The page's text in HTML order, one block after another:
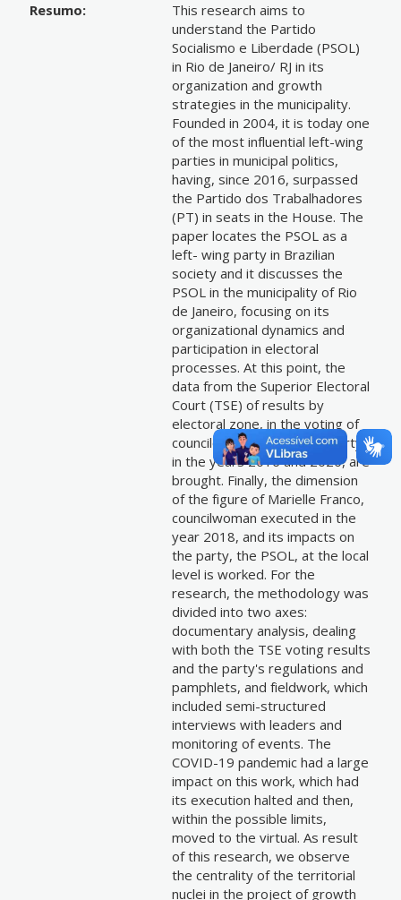
Resumo:
This research aims to
understand the Partido
Socialismo e Liberdade (PSOL)
in Rio de Janeiro/ RJ in its
organization and growth
strategies in the municipality.
Founded in 2004, it is today one
of the most influential left-wing
parties in municipal politics,
having, since 2016, surpassed
the Partido dos Trabalhadores
(PT) in seats in the House. The
paper locates the PSOL as a
left- wing party in Brazilian
society and it discusses the
PSOL in the municipality of Rio
de Janeiro, focusing on its
organizational dynamics and
participation in electoral
processes. At this point, the
data from the Superior Electoral
Court (TSE) of results by
electoral zone, in the voting of
councilors elected by the party,
in the years 2016 and 2020, are
brought. Finally, the dimension
of the figure of Marielle Franco,
councilwoman executed in the
year 2018, and its impacts on
the party, the PSOL, at the local
level is worked. For the
research, the methodology was
divided into two axes:
documentary analysis, dealing
with both the TSE voting results
and the party's regulations and
pamphlets, and fieldwork, which
included semi-structured
interviews with leaders and
monitoring of events. The
COVID-19 pandemic had a large
impact on this work, which had
its execution halted and then,
within the possible limits,
moved to the virtual. As result
of this research, we observe
the centrality of the territorial
nuclei in the project of growth